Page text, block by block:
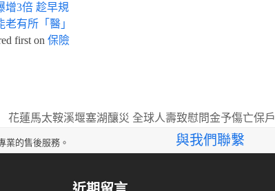
增3倍 趁早規
老有所「醫」
first on 保險
next
post:
花蓮馬太鞍溪堰塞湖釀災 全球人壽致慰問金予傷亡保戶
業的售後服務。 與我們聯繫